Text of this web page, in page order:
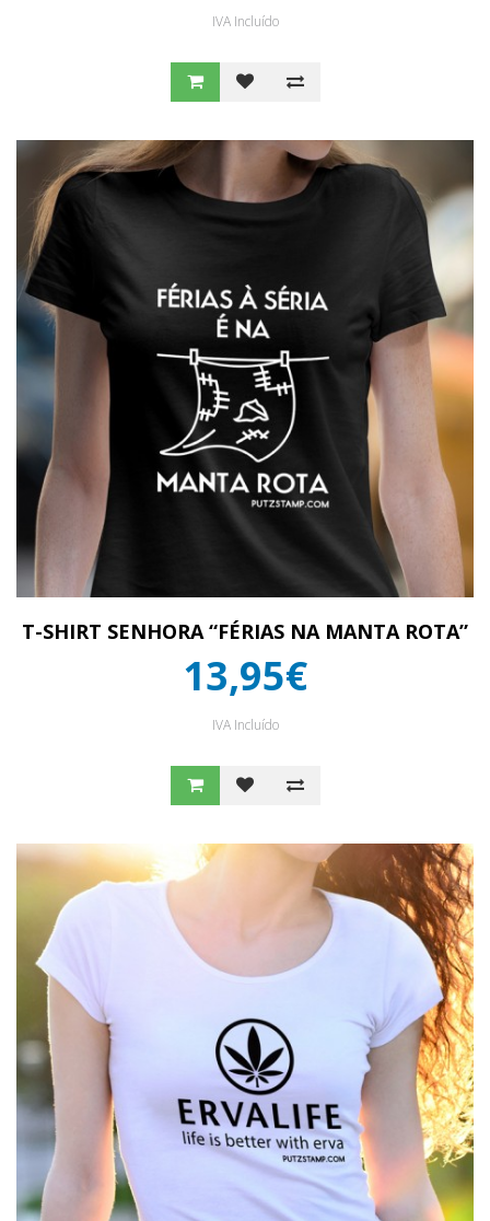
IVA Incluído
T-SHIRT SENHORA “FÉRIAS NA MANTA ROTA”
13,95€
IVA Incluído